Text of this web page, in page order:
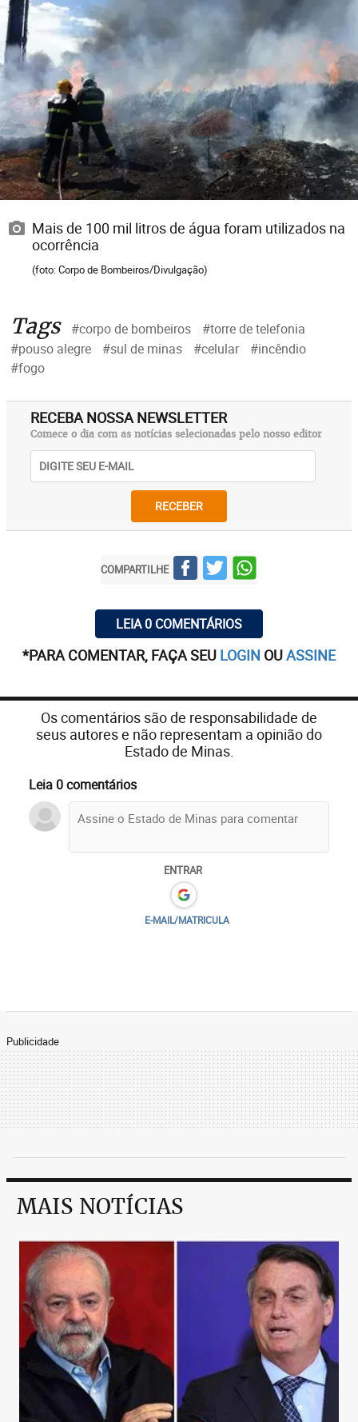
Mais de 100 mil litros de água foram utilizados na
ocorrência
(foto: Corpo de Bombeiros/Divulgação)
Tags #corpo de bombeiros
#torre de telefonia
#pouso alegre
#sul de minas #celular
#incêndio
#fogo
RECEBA NOSSA NEWSLETTER
Comece o dia com as notícias selecionadas pelo nosso editor
RECEBER
COMPARTILHE
LEIA 0 COMENTÁRIOS
*PARA COMENTAR, FAÇA SEU LOGIN OUASSINE
Os comentários são de responsabilidade de
seus autores e não representam a opinião do
Estado de Minas.
Leia 0 comentários
ENTRAR
E-MAIL/MATRICULA
Publicidade
MAIS NOTÍCIAS